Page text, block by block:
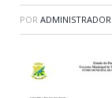
POR ADMINISTRADOR